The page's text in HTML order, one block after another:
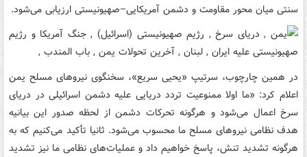
سنتی میان محور مقاومت و دشمن آمریکایی–صهیونیستی ارزیابی می‌شود.
در همین چارچوب، سرتیپ «یحیی سریع»، سخنگوی نیروهای مسلح یمن
اعلام کرد: «ما اولا ممنوعیت تردد دریایی علیه دشمن اسرائیلی در دریای
سرخ اعمال می‌شود و هرگونه تحرکات دشمن از لحظه صدور این بیانیه
هدف نظامی نیروهای مسلح ما محسوب می‌شود. ثانیا تأکید می‌کنیم که به
هرگونه تشدید تنش، پاسخ خواهیم داد و عملیات‌های نظامی ما نیز تشدید